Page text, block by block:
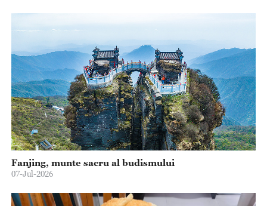
Fanjing, munte sacru al budismului
07-Jul-2026